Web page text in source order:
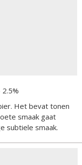
2.5%
Het bevat tonen
smaak gaat
subtiele smaak.